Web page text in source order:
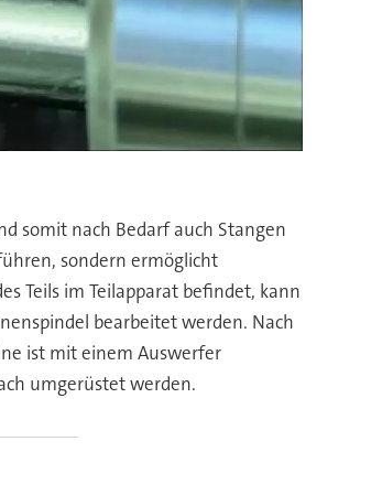
somit nach Bedarf auch Stangen
sondern ermöglicht
Teils im Teilapparat befindet, kann
bearbeitet werden. Nach
ist mit einem Auswerfer
umgerüstet werden.